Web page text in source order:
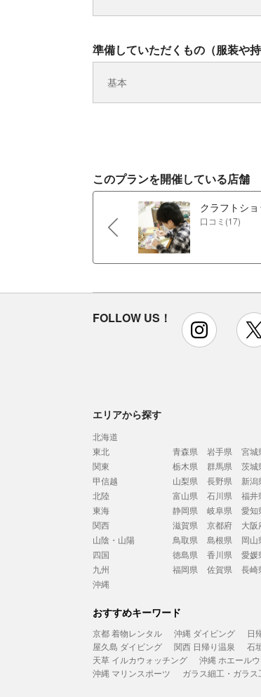
準備していただくもの（服装や持
基本
このプランを開催している店舗
クラフトシ
口コミ(17)
FOLLOW US！ instagram
エリアから探す
北海道
東北
青森県 岩手県 宮城
関東
栃木県 群馬県 茨城
甲信越
山梨県 長野県
新潟
北陸
富山県 石川県
福井
東海
静岡県 岐阜県 愛知
関西
滋賀県 京都府 大阪
山陰・山陽
鳥取県 島根県 岡山
四国
徳島県 香川県 愛媛
九州
福岡県 佐賀県 長崎
沖縄
おすすめキーワード
京都 着物レンタル 沖縄 ダイビング 日
屋久島 ダイビング
関西 日帰り温泉 石
天草 イルカウォッチング
沖縄 ホエール
沖縄 マリンスポーツ
ガラス細工・ガラス